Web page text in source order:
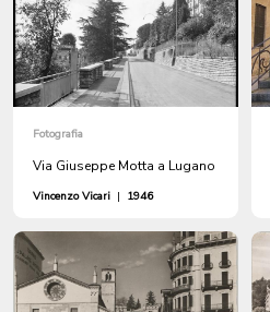
Fotografia
Via Giuseppe Motta a Lugano
Vincenzo Vicari | 1946